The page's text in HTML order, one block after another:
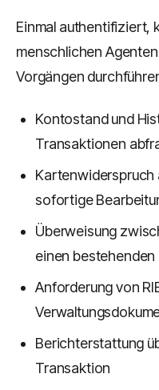
Einmal authentifiziert,
menschlichen
Vorgängen
Kontostand und
Transaktionen
Kartenwiderspruch
sofortige
Überweisung
einen bestehenden
Anforderung von
Berichterstattung
Transaktion